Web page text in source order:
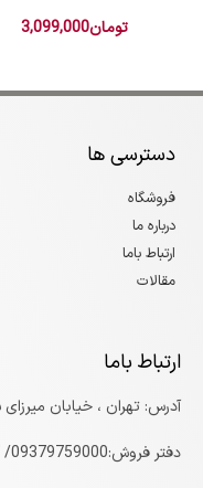
تومان3,099,000
دسترسی ها
فروشگاه
درباره ما
ارتباط باما
مقالات
ارتباط باما
آدرس: تهران ، خیابان میرزای
دفتر فروش:09379759000/